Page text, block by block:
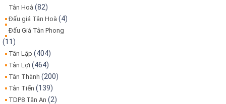
Tân Hoà (82)
Đấu giá Tân Hoà (4)
Đấu Giá Tân Phong
(11)
Tân Lập (404)
Tân Lợi (464)
Tân Thành (200)
Tân Tiến (139)
TDP8 Tân An (2)